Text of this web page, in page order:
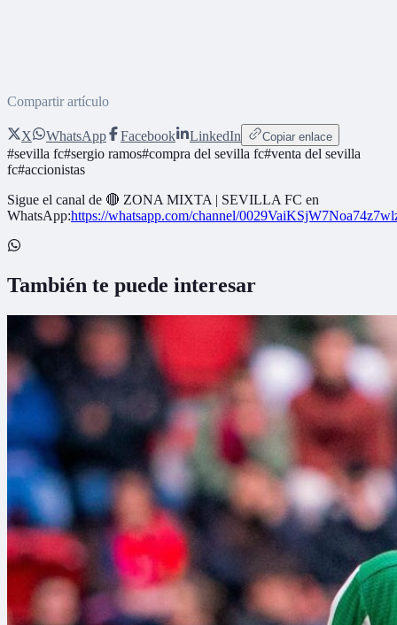
Compartir artículo
X WhatsApp Facebook LinkedIn Copiar enlace
#sevilla fc#sergio ramos#compra del sevilla fc#venta del sevilla
fc#accionistas
Sigue el canal de 🔴 ZONA MIXTA | SEVILLA FC en
WhatsApp:https://whatsapp.com/channel/
También te puede interesar